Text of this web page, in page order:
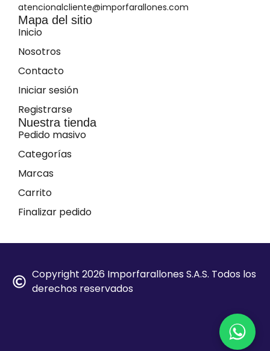
atencionalcliente@imporfarallones.com
Mapa del sitio
Inicio
Nosotros
Contacto
Iniciar sesión
Registrarse
Nuestra tienda
Pedido masivo
Categorías
Marcas
Carrito
Finalizar pedido
Copyright 2026 Imporfarallones S.A.S. Todos los
derechos reservados